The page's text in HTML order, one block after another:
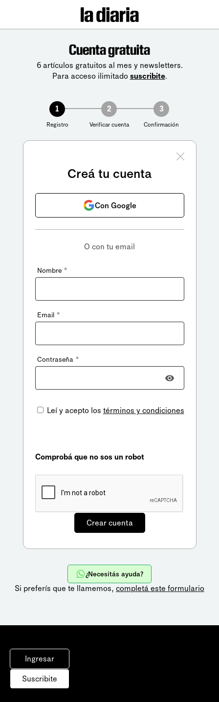
Cuenta gratuita
6 artículos gratuitos al mes y newsletters.
Para acceso ilimitado suscribite.
1
Registro
2
Verificar cuenta
3
Confirmación
Creá tu cuenta
Con Google
O con tu email
Nombre *
Email *
Contraseña *
Leí y acepto los términos y condiciones
Comprobá que no sos un robot
¿Necesitás ayuda?
Si preferís que te llamemos, completá este formulario
Ingresar
Suscribite